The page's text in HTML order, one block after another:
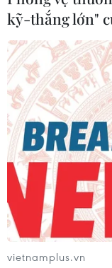
kỹ-thắng lớn"
vietnamplus.vn